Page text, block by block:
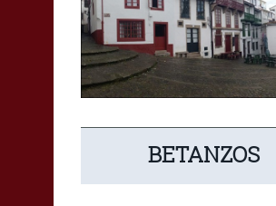
BETANZOS